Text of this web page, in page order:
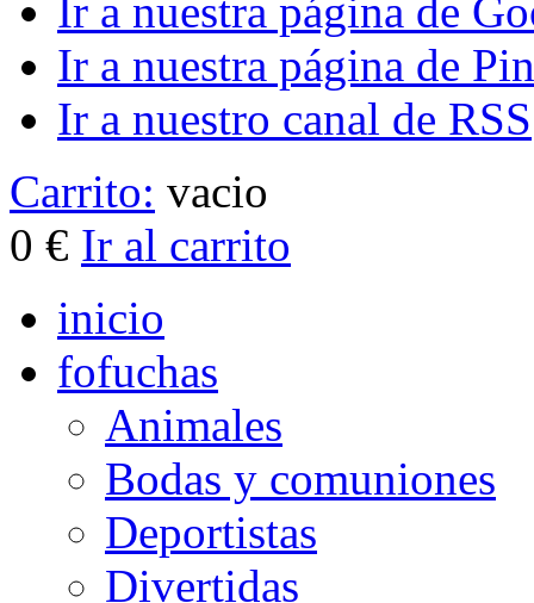
Ir a nuestra página de
Ir a nuestra página de
Ir a nuestro canal de RSS
Carrito: vacio
0 € Ir al carrito
inicio
fofuchas
Animales
Bodas y comuniones
Deportistas
Divertidas